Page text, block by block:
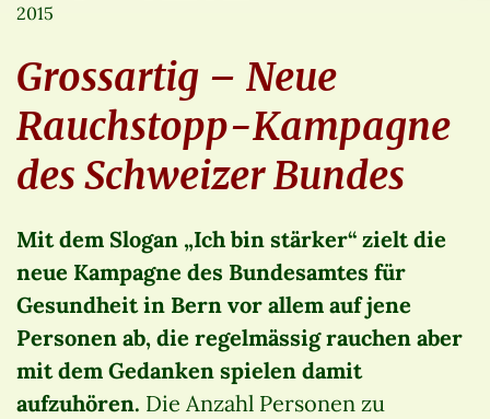
2015
Grossartig – Neue
Rauchstopp-Kampagne
des Schweizer Bundes
Mit dem Slogan „Ich bin stärker“ zielt die
neue Kampagne des Bundesamtes für
Gesundheit in Bern vor allem auf jene
Personen ab, die regelmässig rauchen aber
mit dem Gedanken spielen damit
aufzuhören. Die Anzahl Personen zu